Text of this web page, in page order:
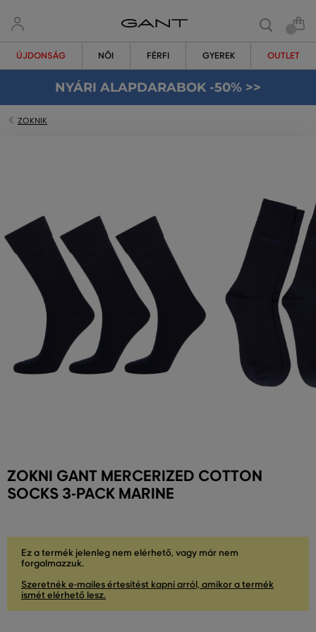
ÚJDONSÁG NŐI FÉRFI GYEREK OUTLET
NYÁRI ALAPDARABOK -50% >>
ZOKNIK
ZOKNI GANT MERCERIZED COTTON
SOCKS 3-PACK MARINE
Ez a termék jelenleg nem elérhető, vagy már nem
forgalmazzuk.
Szeretnék e-mailes értesítést kapni arról, amikor a termék
ismét elérhető lesz.